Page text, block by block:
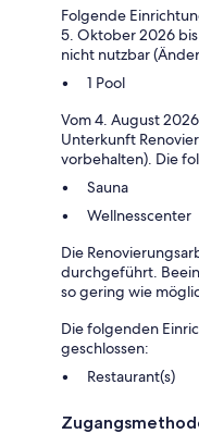
Folgende
5. Oktober 2026 bis
nicht nutzbar
1 Pool
Vom 4. August
Unterkunft
vorbehalten). Die
Sauna
Wellnesscenter
Die
durchgeführt.
so gering wie
Die folgenden
geschlossen:
Restaurant(s)